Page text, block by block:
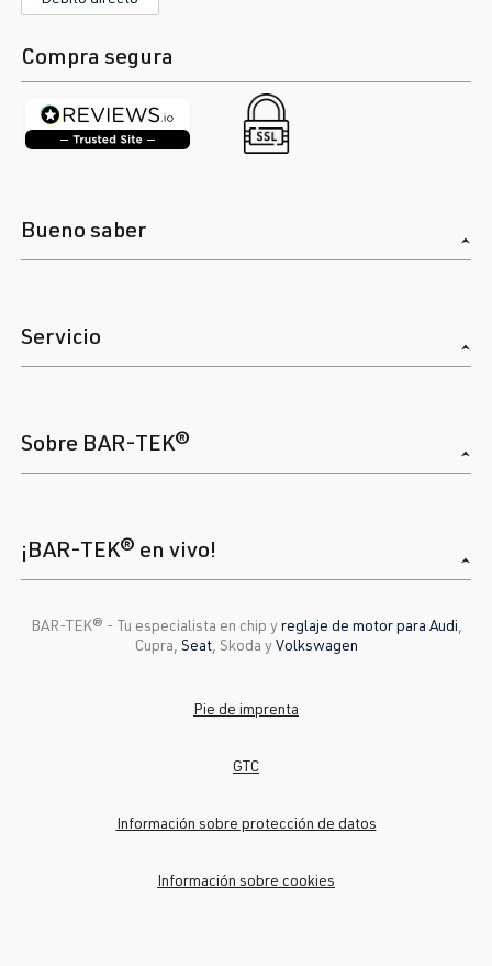
Compra segura
Bueno saber
Servicio
Sobre BAR-TEK®
¡BAR-TEK® en vivo!
BAR-TEK®️ - Tu especialista en chip yreglaje de motor para Audi,
Cupra, Seat, Skoda yVolkswagen
Pie de imprenta
GTC
Información sobre protección de datos
Información sobre cookies